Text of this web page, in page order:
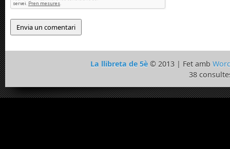
La llibreta de 5è © 2013 | Fet amb
38